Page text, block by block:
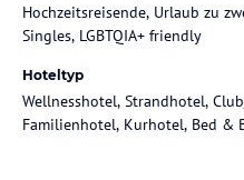
Hochzeitsreisende, Urlaub zu
Singles, LGBTQIA+ friendly
Hoteltyp
Wellnesshotel, Strandhotel,
Familienhotel, Kurhotel, Bed &